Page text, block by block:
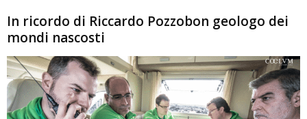
In ricordo di Riccardo Pozzobon geologo dei
mondi nascosti